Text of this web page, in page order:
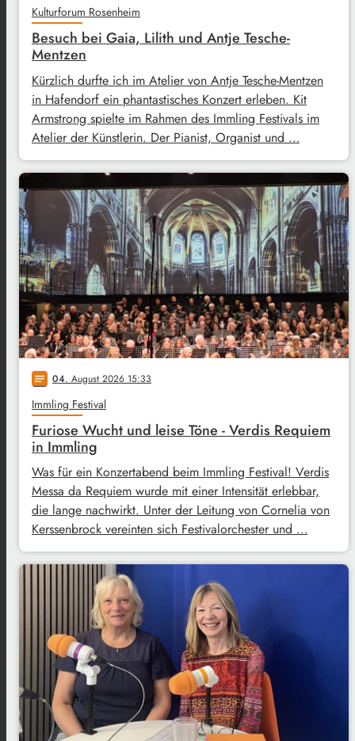
Kulturforum Rosenheim
Besuch bei Gaia, Lilith und Antje Tesche-
Mentzen
Kürzlich durfte ich im Atelier von Antje Tesche-Mentzen
in Hafendorf ein phantastisches Konzert erleben. Kit
Armstrong spielte im Rahmen des Immling Festivals im
Atelier der Künstlerin. Der Pianist, Organist und …
notes 04. August 2026 15:33
Immling Festival
Furiose Wucht und leise Töne - Verdis Requiem
in Immling
Was für ein Konzertabend beim Immling Festival! Verdis
Messa da Requiem wurde mit einer Intensität erlebbar,
die lange nachwirkt. Unter der Leitung von Cornelia von
Kerssenbrock vereinten sich Festivalorchester und …